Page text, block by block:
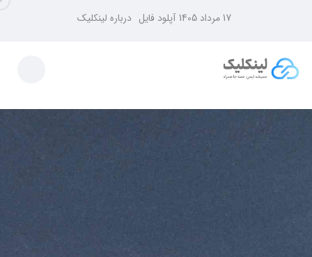
17 مرداد 1405 آپلود فایل درباره لینکلیک